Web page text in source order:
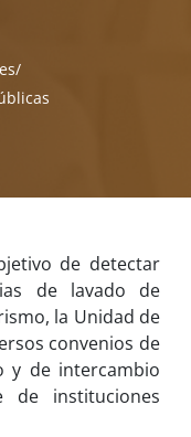
de detectar
de lavado de
la Unidad de
convenios de
y de intercambio
de instituciones